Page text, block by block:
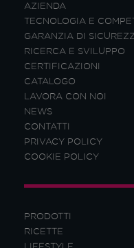
PRODOTTI
RICETTE
LIFESTYLE
AZIENDA
TECNOLOGIA E
GARANZIA DI
RICERCA E SVILUPPO
CERTIFICAZIONI
CATALOGO
LAVORA CON NOI
NEWS
CONTATTI
PRIVACY POLICY
COOKIE POLICY